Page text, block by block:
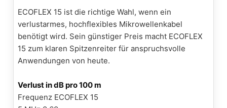
ECOFLEX 15 ist die richtige Wahl, wenn ein
verlustarmes, hochflexibles Mikrowellenkabel
benötigt wird. Sein günstiger Preis macht ECOFLEX
15 zum klaren Spitzenreiter für anspruchsvolle
Anwendungen von heute.
Verlust in dB pro 100 m
Frequenz ECOFLEX 15